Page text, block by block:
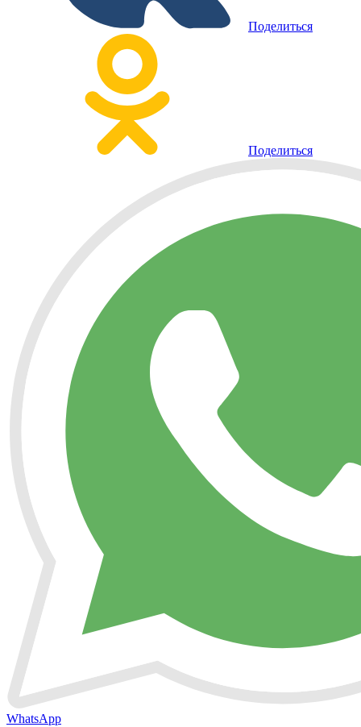
Поделиться
Поделиться
WhatsApp